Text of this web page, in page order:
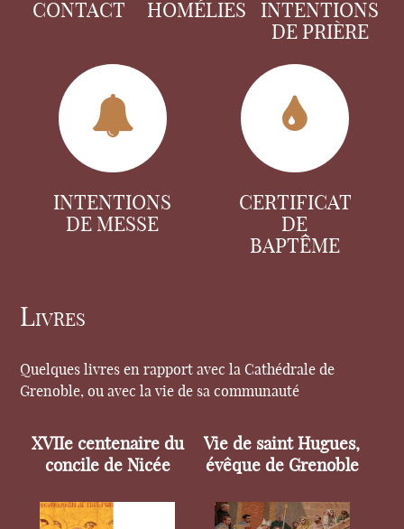
CONTACT HOMÉLIES
INTENTIONS
DE PRIÈRE
INTENTIONS
DE MESSE
CERTIFICAT
DE
BAPTÊME
Livres
Quelques livres en rapport avec la Cathédrale de
Grenoble, ou avec la vie de sa communauté
XVIIe centenaire du
concile de Nicée
Vie de saint Hugues,
évêque de Grenoble